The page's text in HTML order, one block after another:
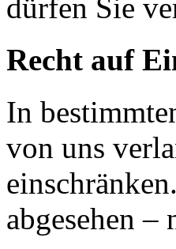
dürfen Sie
Recht auf
In
von uns
abgesehen